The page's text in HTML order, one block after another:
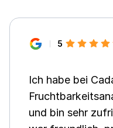
5
Ich habe bei
und bin sehr